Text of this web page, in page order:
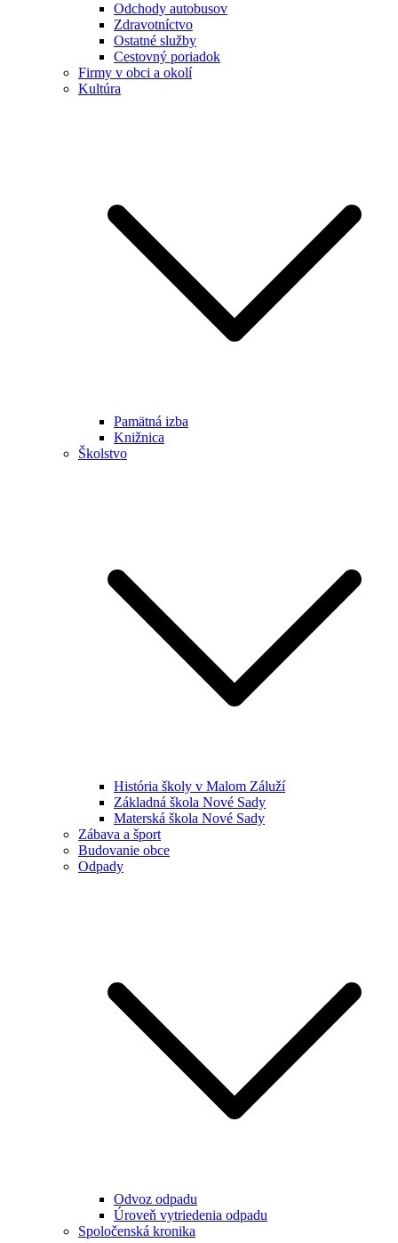
Odchody autobusov
Zdravotníctvo
Ostatné služby
Cestovný poriadok
Firmy v obci a okolí
Kultúra
Pamätná izba
Knižnica
Školstvo
História školy v Malom Záluží
Základná škola Nové Sady
Materská škola Nové Sady
Zábava a šport
Budovanie obce
Odpady
Odvoz odpadu
Úroveň vytriedenia odpadu
Spoločenská kronika